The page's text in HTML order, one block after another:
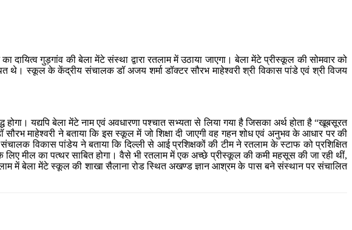
दायित्व गुड़गांव की बेला मेंटे संस्था द्वारा रतलाम में उठाया जाएगा। बेला मेंटे प्रीस्कूल की सोमवार को
स्कूल के केंद्रीय संचालक डॉ अजय शर्मा डॉक्टर सौरभ माहेश्वरी श्री विकास पांडे एवं श्री विजय
होगा। यद्यपि बेला मेंटे नाम एवं अवधारणा पश्चात सभ्यता से लिया गया है जिसका अर्थ होता है “खूबसूरत
सौरभ माहेश्वरी ने बताया कि इस स्कूल में जो शिक्षा दी जाएगी वह गहन शोध एवं अनुभव के आधार पर की
विकास पांडेय ने बताया कि दिल्ली से आई प्रशिक्षकों की टीम ने रतलाम के स्टाफ को प्रशिक्षित
मील का पत्थर साबित होगा। वैसे भी रतलाम में एक अच्छे प्रीस्कूल की कमी महसूस की जा रही थीं,
में बेला मेंटे स्कूल की शाखा सैलाना रोड स्थित अखण्ड ज्ञान आश्रम के पास बने संस्थान पर संचालित